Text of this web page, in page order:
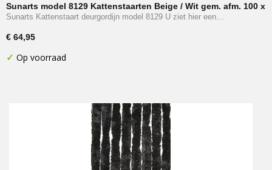
Sunarts model 8129 Kattenstaarten Beige / Wit gem. afm. 100 x
230 cm
Sunarts Kattenstaart deurgordijn model 8129 U ziet hier een…
€ 64,95
✓ Op voorraad